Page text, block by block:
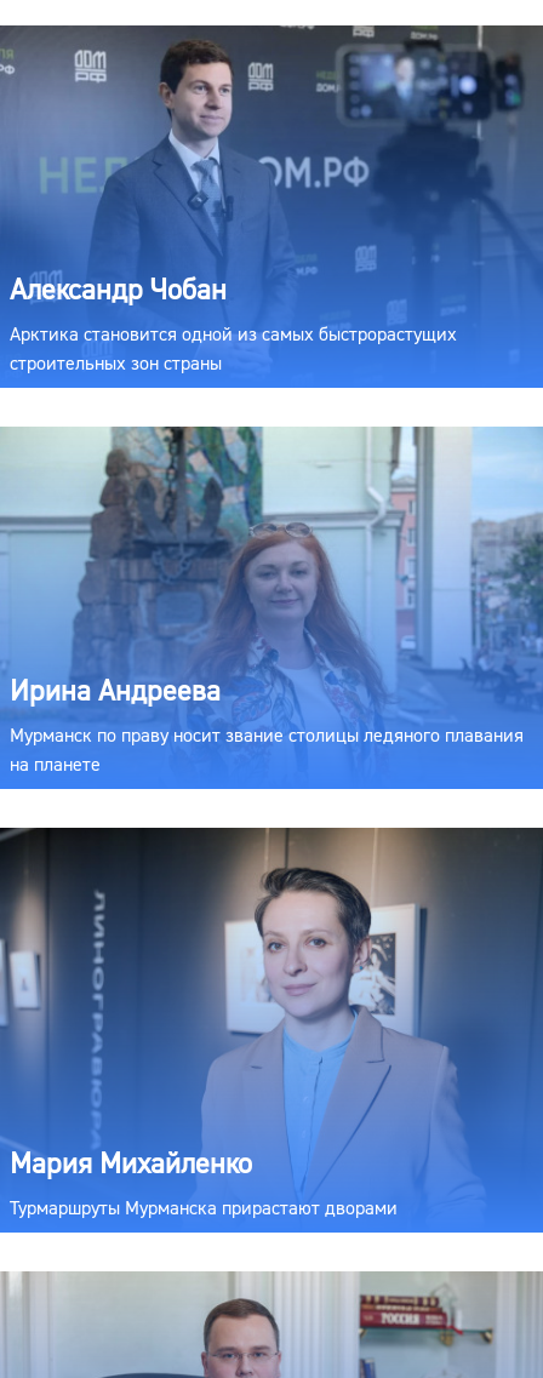
Александр Чобан
Арктика становится одной из самых быстрорастущих
строительных зон страны
Ирина Андреева
Мурманск по праву носит звание столицы ледяного плавания
на планете
Мария Михайленко
Турмаршруты Мурманска прирастают дворами